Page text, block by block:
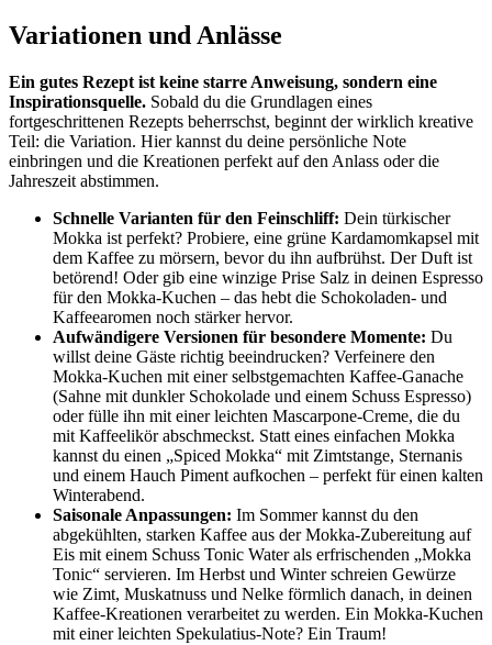
Variationen und Anlässe
Ein gutes Rezept ist keine starre Anweisung, sondern eine
Inspirationsquelle. Sobald du die Grundlagen eines
fortgeschrittenen Rezepts beherrschst, beginnt der wirklich kreative
Teil: die Variation. Hier kannst du deine persönliche Note
einbringen und die Kreationen perfekt auf den Anlass oder die
Jahreszeit abstimmen.
Schnelle Varianten für den Feinschliff: Dein türkischer
Mokka ist perfekt? Probiere, eine grüne Kardamomkapsel mit
dem Kaffee zu mörsern, bevor du ihn aufbrühst. Der Duft ist
betörend! Oder gib eine winzige Prise Salz in deinen Espresso
für den Mokka-Kuchen – das hebt die Schokoladen- und
Kaffeearomen noch stärker hervor.
Aufwändigere Versionen für besondere Momente: Du
willst deine Gäste richtig beeindrucken? Verfeinere den
Mokka-Kuchen mit einer selbstgemachten Kaffee-Ganache
(Sahne mit dunkler Schokolade und einem Schuss Espresso)
oder fülle ihn mit einer leichten Mascarpone-Creme, die du
mit Kaffeelikör abschmeckst. Statt eines einfachen Mokka
kannst du einen „Spiced Mokka“ mit Zimtstange, Sternanis
und einem Hauch Piment aufkochen – perfekt für einen kalten
Winterabend.
Saisonale Anpassungen: Im Sommer kannst du den
abgekühlten, starken Kaffee aus der Mokka-Zubereitung auf
Eis mit einem Schuss Tonic Water als erfrischenden „Mokka
Tonic“ servieren. Im Herbst und Winter schreien Gewürze
wie Zimt, Muskatnuss und Nelke förmlich danach, in deinen
Kaffee-Kreationen verarbeitet zu werden. Ein Mokka-Kuchen
mit einer leichten Spekulatius-Note? Ein Traum!